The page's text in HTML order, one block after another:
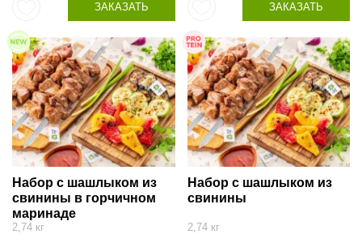
ЗАКАЗАТЬ ЗАКАЗАТЬ
Набор с шашлыком из
свинины в горчичном
маринаде
2,74 кг
Набор с шашлыком из
свинины
2,74 кг